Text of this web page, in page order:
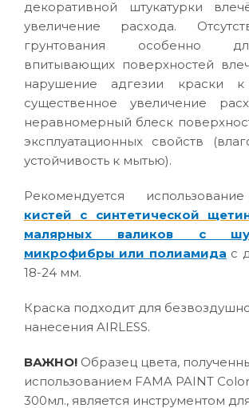
декоративной штукатурки
увеличение расхода.
грунтования особенно
впитывающих поверхностей
нарушение адгезии краски к
существенное увеличение
неравномерный блеск
эксплуатационных свойств
устойчивость к мытью).
Рекомендуется
кистей с синтетической
малярных валиков с
микрофибры или полиамида с
18-24 мм.
Краска подходит для
нанесения AIRLESS.
ВАЖНО! Образец цвета,
использованием FAMA PAINT
300мл., является инструментом